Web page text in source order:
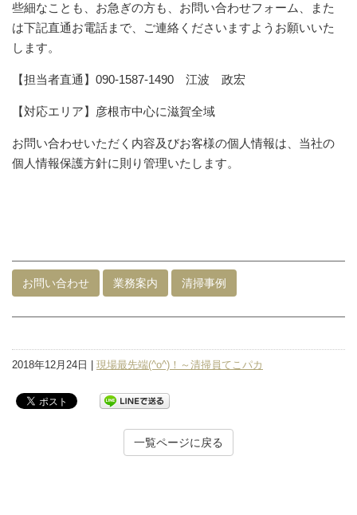
些細なことも、お急ぎの方も、お問い合わせフォーム、また
は下記直通お電話まで、ご連絡くださいますようお願いいた
します。
【担当者直通】090-1587-1490 江波 政宏
【対応エリア】彦根市中心に滋賀全域
お問い合わせいただく内容及びお客様の個人情報は、当社の
個人情報保護方針に則り管理いたします。
お問い合わせ 業務案内 清掃事例
2018年12月24日 | 現場最先端(^o^)！～清掃員てこパカ
一覧ページに戻る